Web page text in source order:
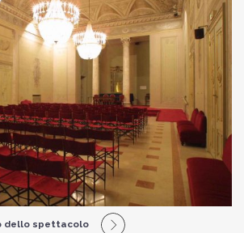
dello spettacolo